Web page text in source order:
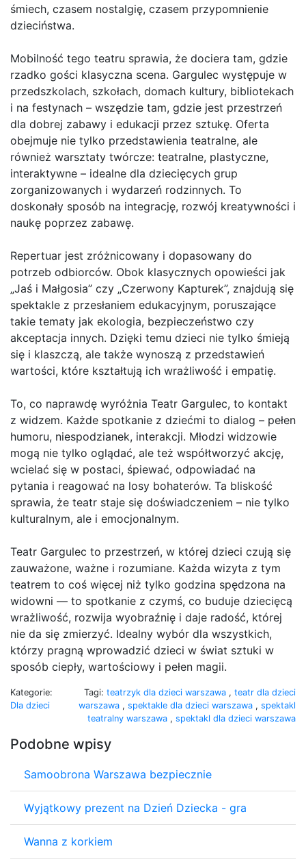
śmiech, czasem nostalgię, czasem przypomnienie
dzieciństwa.
Mobilność tego teatru sprawia, że dociera tam, gdzie
rzadko gości klasyczna scena. Gargulec występuje w
przedszkolach, szkołach, domach kultury, bibliotekach
i na festynach – wszędzie tam, gdzie jest przestrzeń
dla dobrej zabawy i edukacji przez sztukę. Oferta
obejmuje nie tylko przedstawienia teatralne, ale
również warsztaty twórcze: teatralne, plastyczne,
interaktywne – idealne dla dziecięcych grup
zorganizowanych i wydarzeń rodzinnych. To
doskonały sposób na integrację, rozwój kreatywności i
naukę poprzez zabawę.
Repertuar jest zróżnicowany i dopasowany do
potrzeb odbiorców. Obok klasycznych opowieści jak
„Jaś i Małgosia” czy „Czerwony Kapturek”, znajdują się
spektakle z przesłaniem edukacyjnym, poruszające
takie tematy jak ekologia, bezpieczeństwo czy
akceptacja innych. Dzięki temu dzieci nie tylko śmieją
się i klaszczą, ale także wynoszą z przedstawień
wartości, które kształtują ich wrażliwość i empatię.
To, co naprawdę wyróżnia Teatr Gargulec, to kontakt
z widzem. Każde spotkanie z dziećmi to dialog – pełen
humoru, niespodzianek, interakcji. Młodzi widzowie
mogą nie tylko oglądać, ale też współtworzyć akcję,
wcielać się w postaci, śpiewać, odpowiadać na
pytania i reagować na losy bohaterów. Ta bliskość
sprawia, że teatr staje się doświadczeniem – nie tylko
kulturalnym, ale i emocjonalnym.
Teatr Gargulec to przestrzeń, w której dzieci czują się
zauważone, ważne i rozumiane. Każda wizyta z tym
teatrem to coś więcej niż tylko godzina spędzona na
widowni — to spotkanie z czymś, co buduje dziecięcą
wrażliwość, rozwija wyobraźnię i daje radość, której
nie da się zmierzyć. Idealny wybór dla wszystkich,
którzy pragną wprowadzić dzieci w świat sztuki w
sposób ciepły, wartościowy i pełen magii.
Kategorie:
Dla dzieci
Tagi: teatrzyk dla dzieci warszawa , teatr dla dzieci
warszawa , spektakle dla dzieci warszawa , spektakl
teatralny warszawa , spektakl dla dzieci warszawa
Podobne wpisy
Samoobrona Warszawa bezpiecznie
Wyjątkowy prezent na Dzień Dziecka - gra
Wanna z korkiem